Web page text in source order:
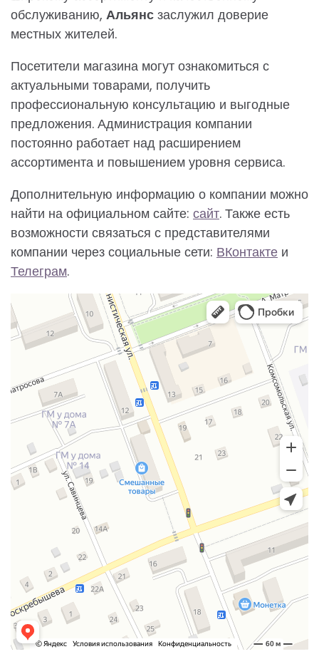
обслуживанию, Альянс заслужил доверие
местных жителей.
Посетители магазина могут ознакомиться с
актуальными товарами, получить
профессиональную консультацию и выгодные
предложения. Администрация компании
постоянно работает над расширением
ассортимента и повышением уровня сервиса.
Дополнительную информацию о компании можно
найти на официальном сайте: сайт. Также есть
возможности связаться с представителями
компании через социальные сети: ВКонтакте и
Телеграм.